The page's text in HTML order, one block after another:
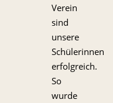
Verein
sind
unsere
Schülerinnen
erfolgreich.
So
wurde